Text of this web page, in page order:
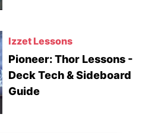
Izzet Lessons
Pioneer: Thor Lessons -
Deck Tech & Sideboard
Guide